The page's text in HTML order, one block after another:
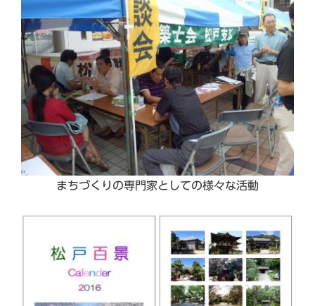
まちづくりの専門家としての様々な活動